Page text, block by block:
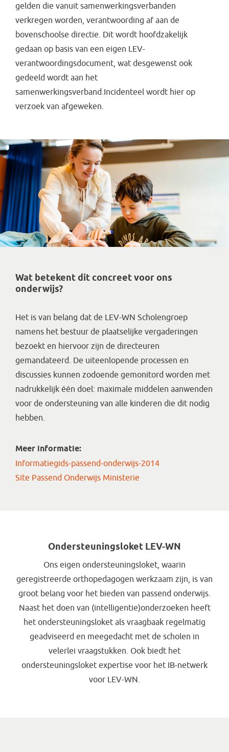
gelden die vanuit samenwerkingsverbanden
verkregen worden, verantwoording af aan de
bovenschoolse directie. Dit wordt hoofdzakelijk
gedaan op basis van een eigen LEV-
verantwoordingsdocument, wat desgewenst ook
gedeeld wordt aan het
samenwerkingsverband.Incidenteel wordt hier op
verzoek van afgeweken.
Wat betekent dit concreet voor ons
onderwijs?
Het is van belang dat de LEV-WN Scholengroep
namens het bestuur de plaatselijke vergaderingen
bezoekt en hiervoor zijn de directeuren
gemandateerd. De uiteenlopende processen en
discussies kunnen zodoende gemonitord worden met
nadrukkelijk één doel: maximale middelen aanwenden
voor de ondersteuning van alle kinderen die dit nodig
hebben.
Meer informatie:
Informatiegids-passend-onderwijs-2014
Site Passend Onderwijs Ministerie
Ondersteuningsloket LEV-WN
Ons eigen ondersteuningsloket, waarin
geregistreerde orthopedagogen werkzaam zijn, is van
groot belang voor het bieden van passend onderwijs.
Naast het doen van (intelligentie)onderzoeken heeft
het ondersteuningsloket als vraagbaak regelmatig
geadviseerd en meegedacht met de scholen in
velerlei vraagstukken. Ook biedt het
ondersteuningsloket expertise voor het IB-netwerk
voor LEV-WN.